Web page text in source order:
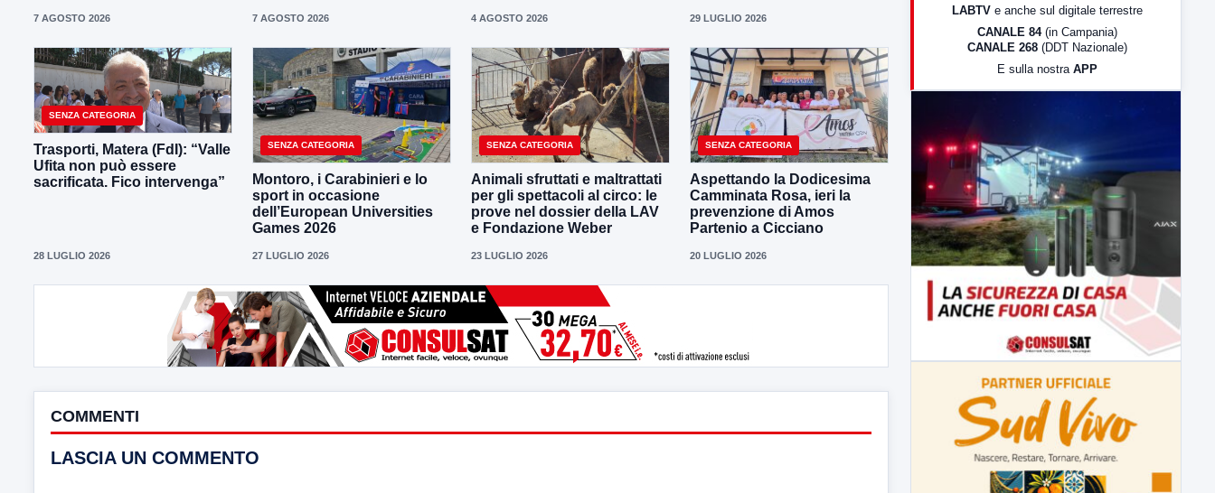
7 AGOSTO 2026 7 AGOSTO 2026 4 AGOSTO 2026 29 LUGLIO 2026
SENZA CATEGORIA
Trasporti, Matera (FdI): “Valle
Ufita non può essere
sacrificata. Fico intervenga”
28 LUGLIO 2026
SENZA CATEGORIA
Montoro, i Carabinieri e lo
sport in occasione
dell’European Universities
Games 2026
27 LUGLIO 2026
SENZA CATEGORIA
Animali sfruttati e maltrattati
per gli spettacoli al circo: le
prove nel dossier della LAV
e Fondazione Weber
23 LUGLIO 2026
SENZA CATEGORIA
Aspettando la Dodicesima
Camminata Rosa, ieri la
prevenzione di Amos
Partenio a Cicciano
20 LUGLIO 2026
COMMENTI
LASCIA UN COMMENTO
LabNews (Diretta)
LABTV e anche sul digitale terrestre
CANALE 84 (in Campania)
CANALE 268 (DDT Nazionale)
E sulla nostra APP